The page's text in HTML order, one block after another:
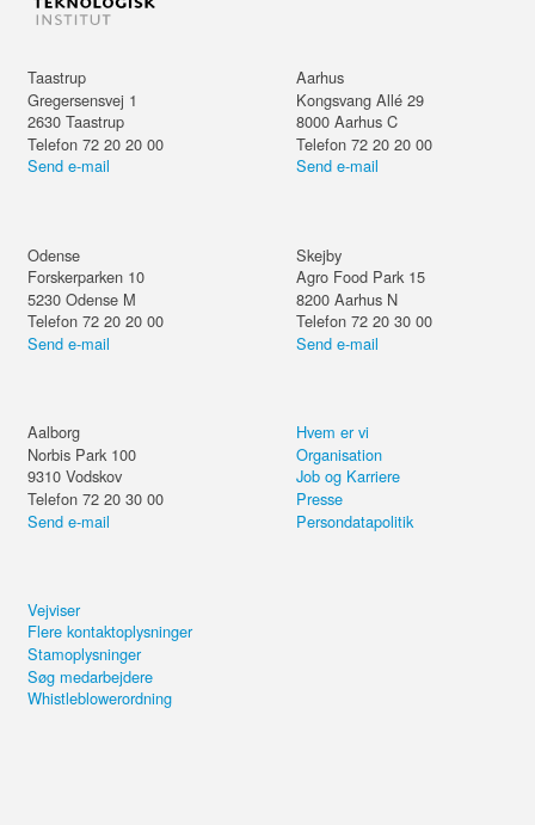
Taastrup
Gregersensvej 1
2630 Taastrup
Telefon 72 20 20 00
Send e-mail
Aarhus
Kongsvang Allé 29
8000 Aarhus C
Telefon 72 20 20 00
Send e-mail
Odense
Forskerparken 10
5230 Odense M
Telefon 72 20 20 00
Send e-mail
Skejby
Agro Food Park 15
8200 Aarhus N
Telefon 72 20 30 00
Send e-mail
Aalborg
Norbis Park 100
9310 Vodskov
Telefon 72 20 30 00
Send e-mail
Hvem er vi
Organisation
Job og Karriere
Presse
Persondatapolitik
Vejviser
Flere kontaktoplysninger
Stamoplysninger
Søg medarbejdere
Whistleblowerordning